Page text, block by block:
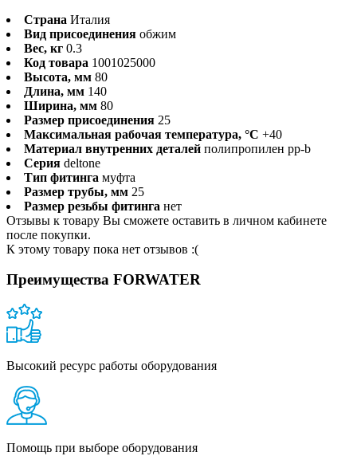
Страна Италия
Вид присоединения обжим
Вес, кг 0.3
Код товара 1001025000
Высота, мм 80
Длина, мм 140
Ширина, мм 80
Размер присоединения 25
Максимальная рабочая температура, °С +40
Материал внутренних деталей полипропилен pp-b
Серия deltone
Тип фитинга муфта
Размер трубы, мм 25
Размер резьбы фитинга нет
Отзывы к товару Вы сможете оставить в личном кабинете
после покупки.
К этому товару пока нет отзывов :(
Преимущества FORWATER
Высокий ресурс работы оборудования
Помощь при выборе оборудования